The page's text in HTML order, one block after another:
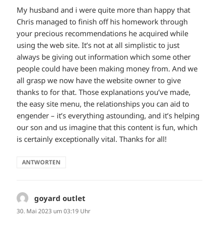
My husband and i were quite more than happy that
Chris managed to finish off his homework through
your precious recommendations he acquired while
using the web site. It’s not at all simplistic to just
always be giving out information which some other
people could have been making money from. And we
all grasp we now have the website owner to give
thanks to for that. Those explanations you’ve made,
the easy site menu, the relationships you can aid to
engender – it’s everything astounding, and it’s helping
our son and us imagine that this content is fun, which
is certainly exceptionally vital. Thanks for all!
ANTWORTEN
goyard outlet
30. Mai 2023 um 03:19 Uhr